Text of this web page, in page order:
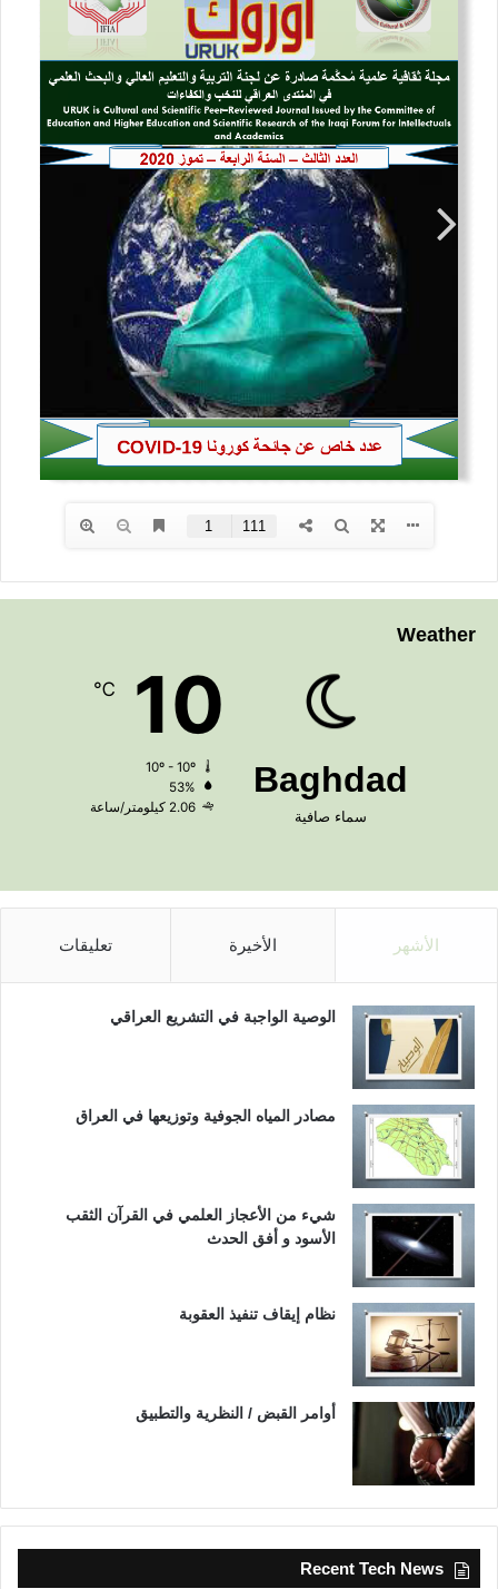
Weather
Baghdad
سماء صافية
10
℃
53%
2.06 كيلومتر/ساعة
الأشهر الأخيرة تعليقات
الوصية الواجبة في التشريع العراقي
مصادر المياه الجوفية وتوزيعها في العراق
شيء من الأعجاز العلمي في القرآن الثقب
الأسود و أفق الحدث
نظام إيقاف تنفيذ العقوبة
أوامر القبض / النظرية والتطبيق
Recent Tech News